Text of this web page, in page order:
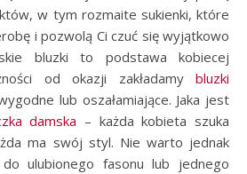
w tym rozmaite sukienki, które
i pozwolą Ci czuć się wyjątkowo
bluzki to podstawa kobiecej
od okazji zakładamy bluzki
lub oszałamiające. Jaka jest
damska – każda kobieta szuka
ma swój styl. Nie warto jednak
ulubionego fasonu lub jednego